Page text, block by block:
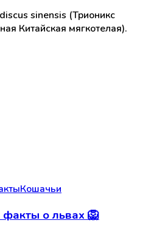
sinensis (Трионикс
Китайская мягкотелая).
Кошачьи
о львах 🦁